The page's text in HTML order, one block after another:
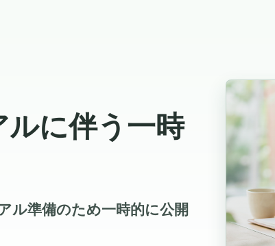
に伴う一時
ル準備のため一時的に公開